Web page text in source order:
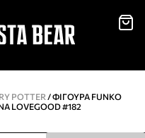
POTTER / ΦΙΓΟΎΡΑ FUNKO
LOVEGOOD #182